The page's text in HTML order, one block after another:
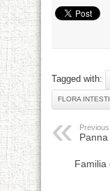
Tagged with:
FLORA
Previous:
Familia